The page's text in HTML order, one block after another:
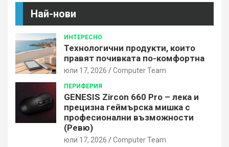
Най-нови
ИНТЕРЕСНО
Технологични продукти, които
правят почивката по-комфортна
юли 17, 2026 Computer Team
ПЕРИФЕРИЯ
GENESIS Zircon 660 Pro – лека и
прецизна геймърска мишка с
професионални възможности
(Ревю)
юли 17, 2026 Computer Team